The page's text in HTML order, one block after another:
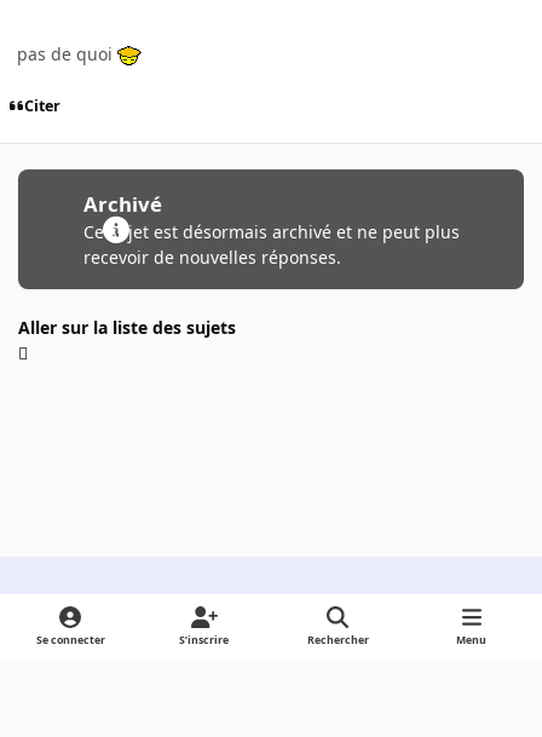
pas de quoi
Citer
Archivé
Ce sujet est désormais archivé et ne peut plus
recevoir de nouvelles réponses.
Aller sur la liste des sujets
Light ModeDark ModeSystem Preference
Se connecter S’inscrire Rechercher Menu